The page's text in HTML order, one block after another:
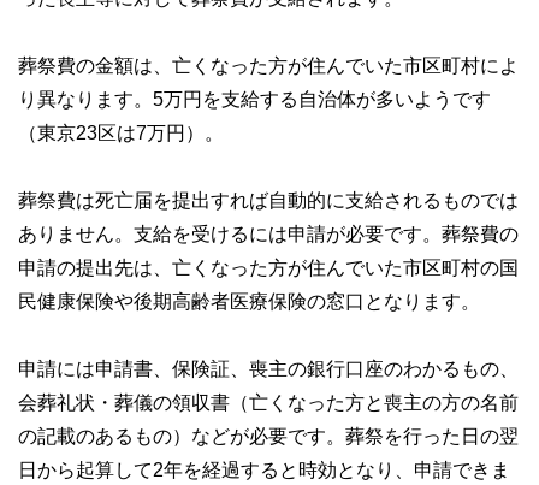
葬祭費の金額は、亡くなった方が住んでいた市区町村によ
り異なります。5万円を支給する自治体が多いようです
（東京23区は7万円）。
葬祭費は死亡届を提出すれば自動的に支給されるものでは
ありません。支給を受けるには申請が必要です。葬祭費の
申請の提出先は、亡くなった方が住んでいた市区町村の国
民健康保険や後期高齢者医療保険の窓口となります。
申請には申請書、保険証、喪主の銀行口座のわかるもの、
会葬礼状・葬儀の領収書（亡くなった方と喪主の方の名前
の記載のあるもの）などが必要です。葬祭を行った日の翌
日から起算して2年を経過すると時効となり、申請できま